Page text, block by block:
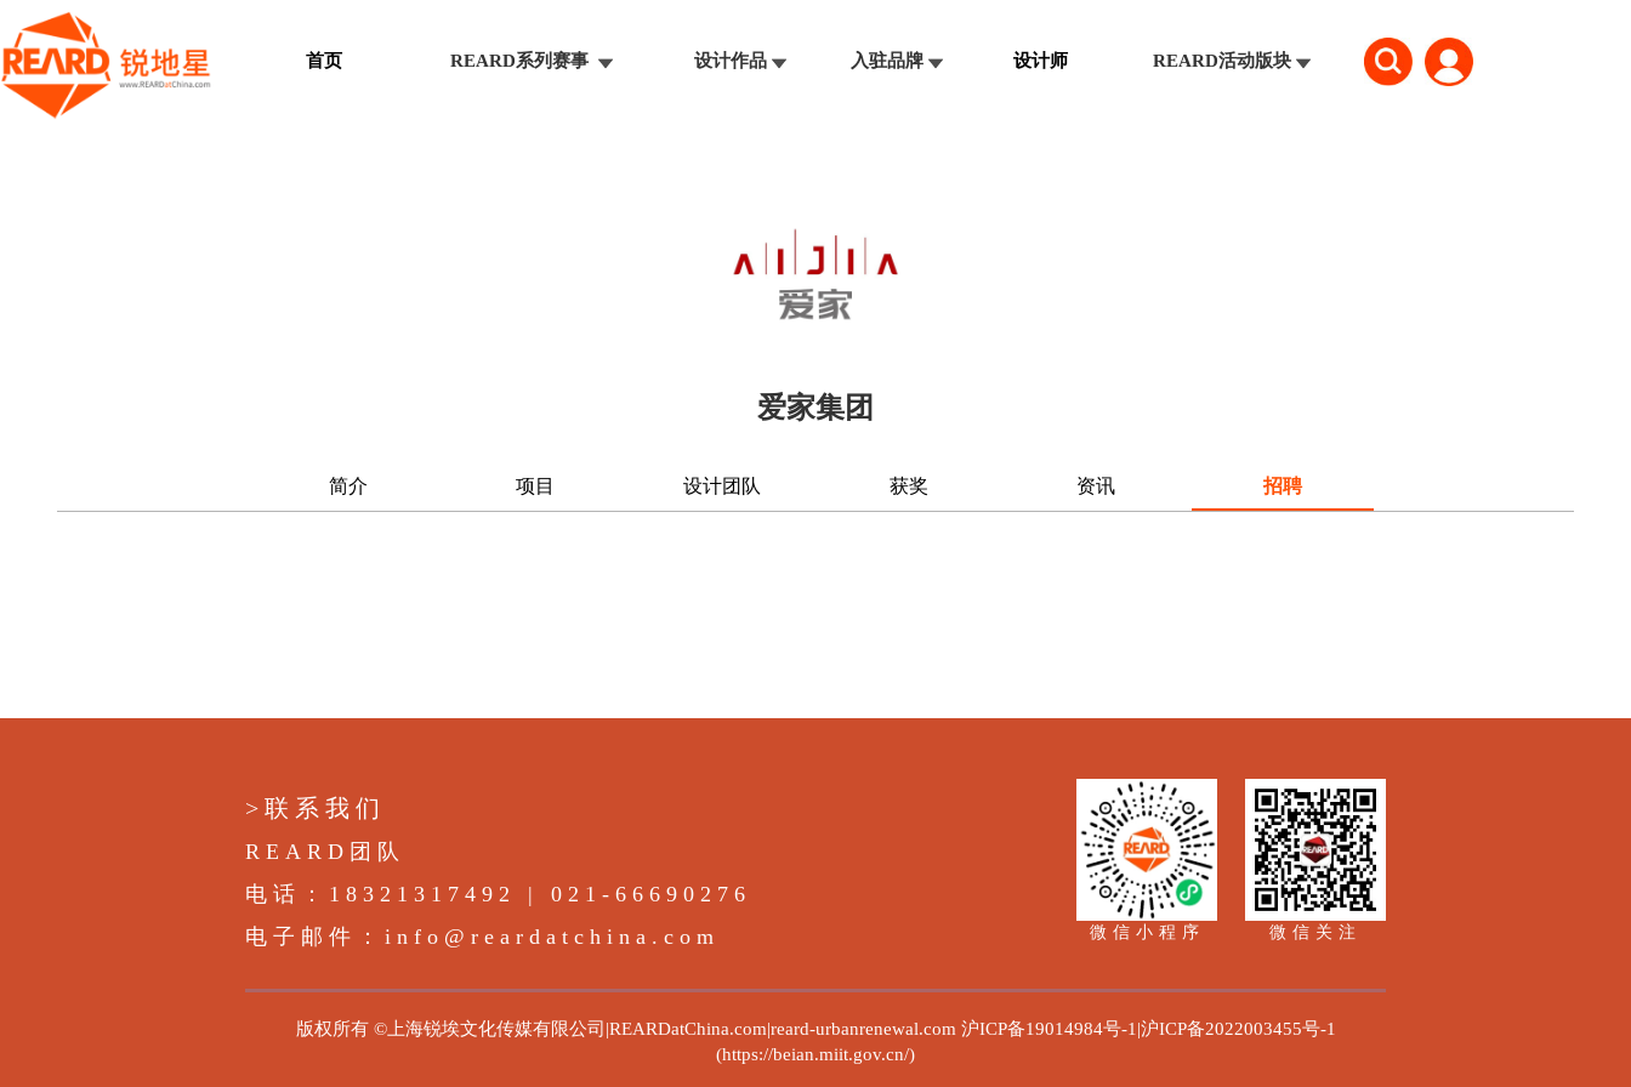
首页 REARD系列赛事 设计作品 入驻品牌 设计师 REARD活动版块
爱家集团
简介 项目 设计团队 获奖 资讯 招聘
>联系我们
REARD团队
电话：18321317492 | 021-66690276
电子邮件：info@reardatchina.com
微信小程序 微信关注
版权所有 ©上海锐埃文化传媒有限公司|REARDatChina.com|reard-urbanrenewal.com 沪ICP备19014984号-1|沪ICP备2022003455号-1
(https://beian.miit.gov.cn/)